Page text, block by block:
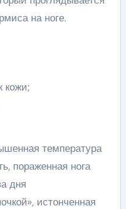
на ноге.
кожи;
температура
пораженная нога
дня
истонченная